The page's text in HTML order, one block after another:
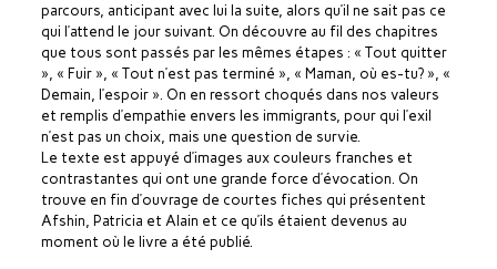
parcours, anticipant avec lui la suite, alors qu’il ne sait pas ce
qui l’attend le jour suivant. On découvre au fil des chapitres
que tous sont passés par les mêmes étapes : « Tout quitter
», « Fuir », « Tout n’est pas terminé », « Maman, où es-tu? », «
Demain, l’espoir ». On en ressort choqués dans nos valeurs
et remplis d’empathie envers les immigrants, pour qui l’exil
n’est pas un choix, mais une question de survie.
Le texte est appuyé d’images aux couleurs franches et
contrastantes qui ont une grande force d’évocation. On
trouve en fin d’ouvrage de courtes fiches qui présentent
Afshin, Patricia et Alain et ce qu’ils étaient devenus au
moment où le livre a été publié.